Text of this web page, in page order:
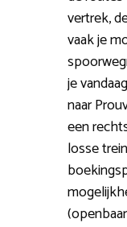
vertrek,
vaak je
je
naar
een
losse